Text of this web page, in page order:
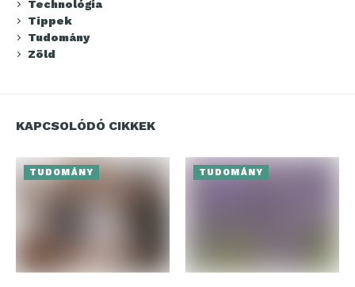
Technológia
Tippek
Tudomány
Zöld
KAPCSOLÓDÓ CIKKEK
TUDOMÁNY TUDOMÁNY